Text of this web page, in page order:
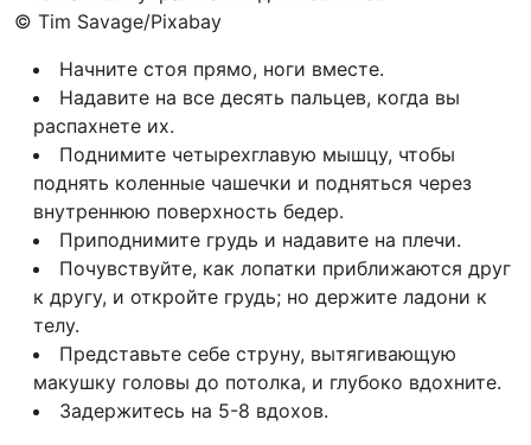
© Tim Savage/Pixabay
Начните стоя прямо, ноги вместе.
Надавите на все десять пальцев, когда вы
распахнете их.
Поднимите четырехглавую мышцу, чтобы
поднять коленные чашечки и подняться через
внутреннюю поверхность бедер.
Приподнимите грудь и надавите на плечи.
Почувствуйте, как лопатки приближаются друг
к другу, и откройте грудь; но держите ладони к
телу.
Представьте себе струну, вытягивающую
макушку головы до потолка, и глубоко вдохните.
Задержитесь на 5-8 вдохов.